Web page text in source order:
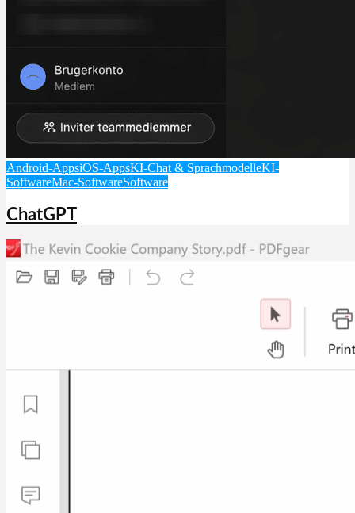
Android-AppsiOS-AppsKI-Chat & SprachmodelleKI-
SoftwareMac-SoftwareSoftware
ChatGPT